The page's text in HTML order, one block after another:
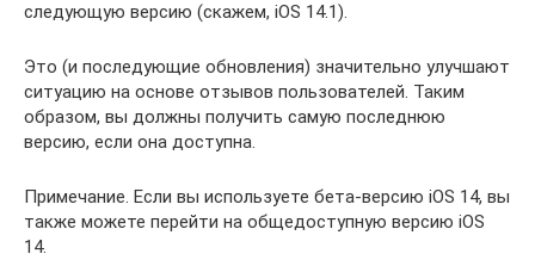
следующую версию (скажем, iOS 14.1).
Это (и последующие обновления) значительно улучшают
ситуацию на основе отзывов пользователей. Таким
образом, вы должны получить самую последнюю
версию, если она доступна.
Примечание. Если вы используете бета-версию iOS 14, вы
также можете перейти на общедоступную версию iOS
14.